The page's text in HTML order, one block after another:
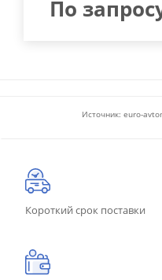
По
Источник: euro-
Короткий срок поставки